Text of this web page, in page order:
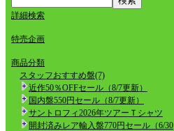
詳細検索
特売企画
商品分類
スタッフおすすめ盤(7)
近作50％OFFセール（8/7更新）
国内盤550円セール（8/7更新）
サントロフィ2026年ツアーＴシャツ
開封済みレア輸入盤770円セール（6/30